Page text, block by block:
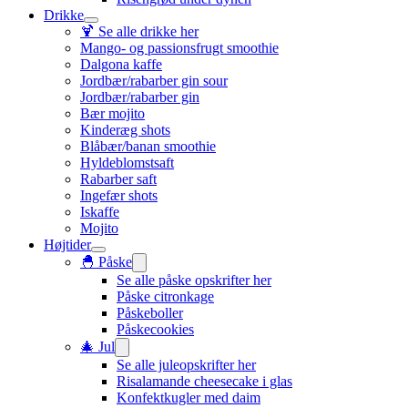
Drikke
🍹 Se alle drikke her
Mango- og passionsfrugt smoothie
Dalgona kaffe
Jordbær/rabarber gin sour
Jordbær/rabarber gin
Bær mojito
Kinderæg shots
Blåbær/banan smoothie
Hyldeblomstsaft
Rabarber saft
Ingefær shots
Iskaffe
Mojito
Højtider
🐣 Påske
Se alle påske opskrifter her
Påske citronkage
Påskeboller
Påskecookies
🎄 Jul
Se alle juleopskrifter her
Risalamande cheesecake i glas
Konfektkugler med daim